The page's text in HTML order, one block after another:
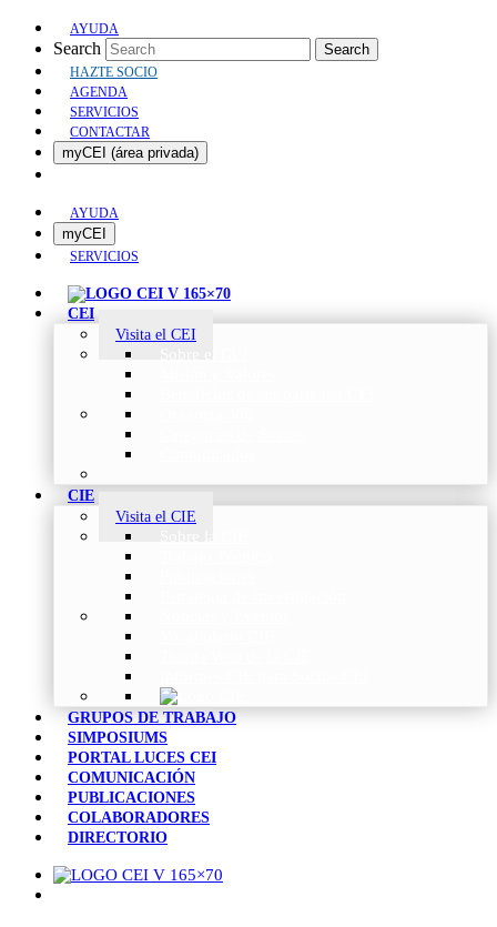
AYUDA
Search Search
HAZTE SOCIO
AGENDA
SERVICIOS
CONTACTAR
myCEI (área privada)
AYUDA
myCEI
SERVICIOS
CEI
Visita el CEI
CIE
Visita el CIE
GRUPOS DE TRABAJO
SIMPOSIUMS
PORTAL LUCES CEI
COMUNICACIÓN
PUBLICACIONES
COLABORADORES
DIRECTORIO